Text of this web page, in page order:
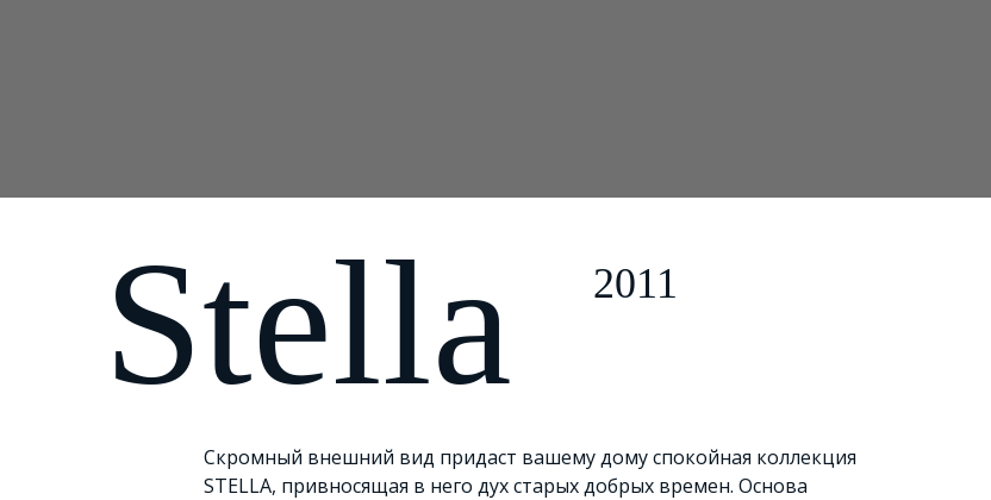
Stella 2011
Скромный внешний вид придаст вашему дому спокойная коллекция
STELLA, привносящая в него дух старых добрых времен. Основа